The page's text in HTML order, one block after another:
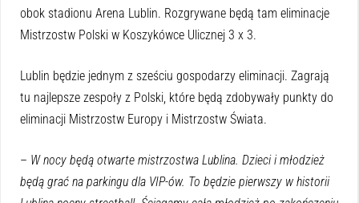
obok stadionu Arena Lublin. Rozgrywane będą tam eliminacje
Mistrzostw Polski w Koszykówce Ulicznej 3 x 3.
Lublin będzie jednym z sześciu gospodarzy eliminacji. Zagrają
tu najlepsze zespoły z Polski, które będą zdobywały punkty do
eliminacji Mistrzostw Europy i Mistrzostw Świata.
– W nocy będą otwarte mistrzostwa Lublina. Dzieci i młodzież
będą grać na parkingu dla VIP-ów. To będzie pierwszy w historii